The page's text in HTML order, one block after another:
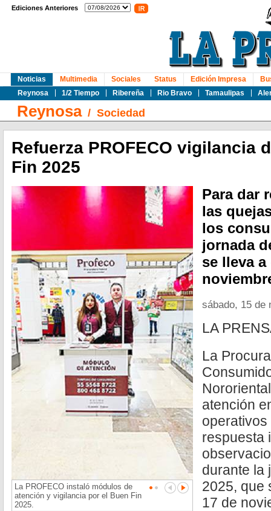
Ediciones Anteriores
Noticias
Reynosa
1/2 Tiempo Ribereña Rio Bravo Tamaulipas
Multimedia Sociales Status Edición Impresa
Reynosa/ Sociedad
Refuerza PROFECO vigilancia
Fin 2025
La PROFECO instaló módulos de
atención y vigilancia por el Buen Fin
2025.
Para dar
las
los
jornada
se lleva a
sábado, 15 de
LA
La
atención
respuesta
durante la
2025, que
17 de